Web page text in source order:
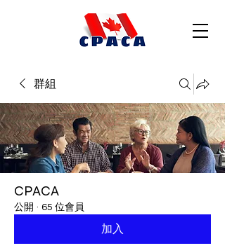
群組
CPACA
公開 · 65 位會員
加入